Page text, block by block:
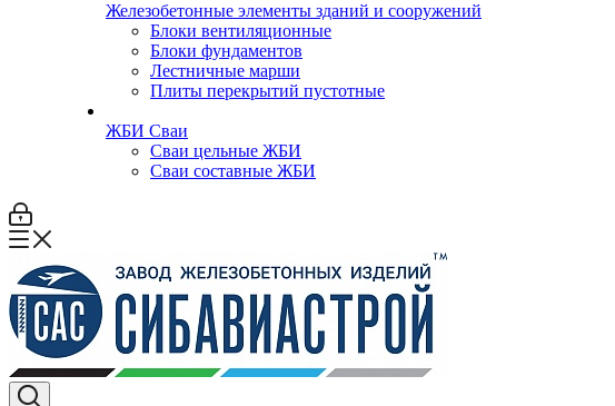
Железобетонные элементы зданий и сооружений
Блоки вентиляционные
Блоки фундаментов
Лестничные марши
Плиты перекрытий пустотные
ЖБИ Сваи
Сваи цельные ЖБИ
Сваи составные ЖБИ